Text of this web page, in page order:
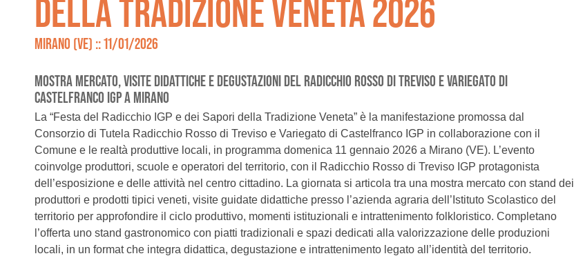
DELLA TRADIZIONE VENETA 2026
MIRANO (VE) :: 11/01/2026
MOSTRA MERCATO, VISITE DIDATTICHE E DEGUSTAZIONI DEL RADICCHIO ROSSO DI TREVISO E VARIEGATO DI
CASTELFRANCO IGP A MIRANO
La “Festa del Radicchio IGP e dei Sapori della Tradizione Veneta” è la manifestazione promossa dal
Consorzio di Tutela Radicchio Rosso di Treviso e Variegato di Castelfranco IGP in collaborazione con il
Comune e le realtà produttive locali, in programma domenica 11 gennaio 2026 a Mirano (VE). L’evento
coinvolge produttori, scuole e operatori del territorio, con il Radicchio Rosso di Treviso IGP protagonista
dell’esposizione e delle attività nel centro cittadino. La giornata si articola tra una mostra mercato con stand dei
produttori e prodotti tipici veneti, visite guidate didattiche presso l’azienda agraria dell’Istituto Scolastico del
territorio per approfondire il ciclo produttivo, momenti istituzionali e intrattenimento folkloristico. Completano
l’offerta uno stand gastronomico con piatti tradizionali e spazi dedicati alla valorizzazione delle produzioni
locali, in un format che integra didattica, degustazione e intrattenimento legato all’identità del territorio.